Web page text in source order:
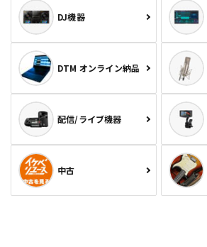
DJ機器
DTM オンライン納品
配信/ライブ機器
中古